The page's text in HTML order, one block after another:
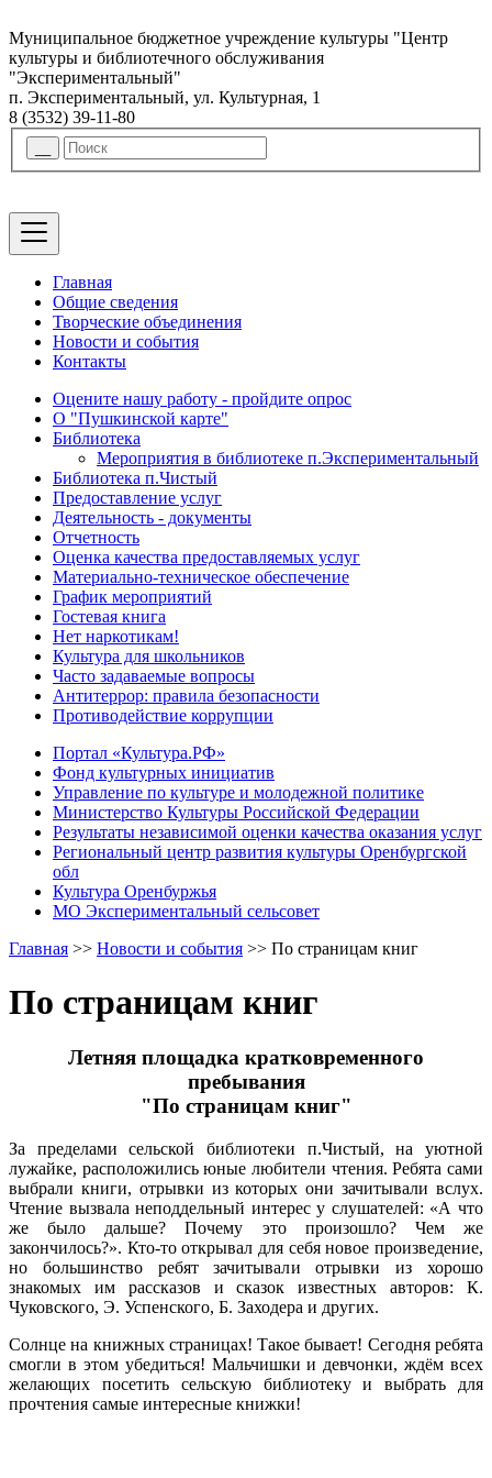
Муниципальное бюджетное учреждение культуры "Центр
культуры и библиотечного обслуживания
"Экспериментальный"
п. Экспериментальный, ул. Культурная, 1
8 (3532) 39-11-80
Главная
Общие сведения
Творческие объединения
Новости и события
Контакты
Оцените нашу работу - пройдите опрос
О "Пушкинской карте"
Библиотека
Мероприятия в библиотеке п.Экспериментальный
Библиотека п.Чистый
Предоставление услуг
Деятельность - документы
Отчетность
Оценка качества предоставляемых услуг
Материально-техническое обеспечение
График мероприятий
Гостевая книга
Нет наркотикам!
Культура для школьников
Часто задаваемые вопросы
Антитеррор: правила безопасности
Противодействие коррупции
Портал «Культура.РФ»
Фонд культурных инициатив
Управление по культуре и молодежной политике
Министерство Культуры Российской Федерации
Результаты независимой оценки качества оказания услуг
Региональный центр развития культуры Оренбургской
обл
Культура Оренбуржья
МО Экспериментальный сельсовет
Главная >> Новости и события >> По страницам книг
По страницам книг
Летняя площадка кратковременного
пребывания
"По страницам книг"
За пределами сельской библиотеки п.Чистый, на уютной
лужайке, расположились юные любители чтения. Ребята сами
выбрали книги, отрывки из которых они зачитывали вслух.
Чтение вызвала неподдельный интерес у слушателей: «А что
же было дальше? Почему это произошло? Чем же
закончилось?». Кто-то открывал для себя новое произведение,
но большинство ребят зачитывали отрывки из хорошо
знакомых им рассказов и сказок известных авторов: К.
Чуковского, Э. Успенского, Б. Заходера и других.
Солнце на книжных страницах! Такое бывает! Сегодня ребята
смогли в этом убедиться! Мальчишки и девчонки, ждём всех
желающих посетить сельскую библиотеку и выбрать для
прочтения самые интересные книжки!